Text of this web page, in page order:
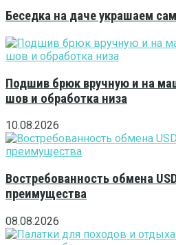
Беседка на даче украшаем
Подшив брюк вручную и на
шов и обработка низа
10.08.2026
Востребованность обмена
преимущества
08.08.2026